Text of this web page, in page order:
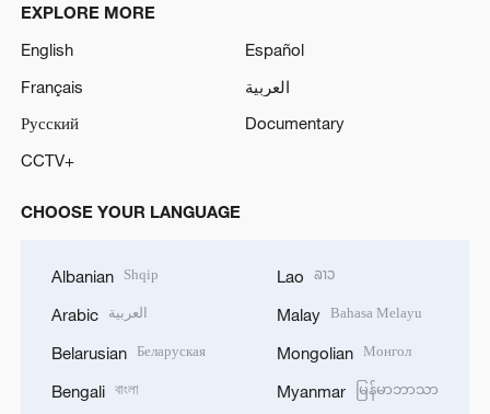
EXPLORE MORE
English
Español
Français
العربية
Русский
Documentary
CCTV+
CHOOSE YOUR LANGUAGE
Albanian Shqip
Arabic العربية
Belarusian Беларуская
Bengali বাংলা
Lao ລາວ
Malay Bahasa Melayu
Mongolian Монгол
Myanmar မြန်မာဘာသာ